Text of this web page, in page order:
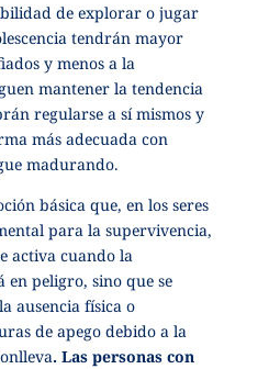
de explorar o jugar
tendrán mayor
y menos a la
mantener la tendencia
regularse a sí mismos y
más adecuada con
madurando.
básica que, en los seres
para la supervivencia,
activa cuando la
en peligro, sino que se
ausencia física o
de apego debido a la
. Las personas con